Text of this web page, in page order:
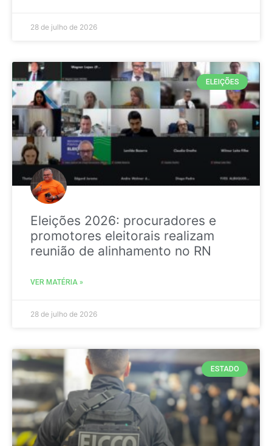
28 de julho de 2026
ELEIÇÕES
Eleições 2026: procuradores e
promotores eleitorais realizam
reunião de alinhamento no RN
VER MATÉRIA »
28 de julho de 2026
ESTADO